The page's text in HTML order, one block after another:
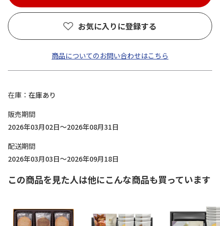
お気に入りに登録する
商品についてのお問い合わせはこちら
在庫
在庫あり
販売期間
2026年03月02日～2026年08月31日
配送期間
2026年03月03日～2026年09月18日
この商品を見た人は他にこんな商品も買っています